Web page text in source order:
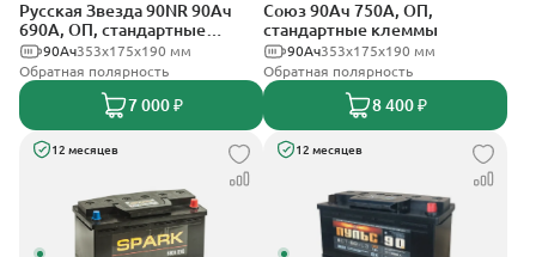
Русская Звезда 90NR 90Ач
690А, ОП, стандартные
клеммы353x175x190 мм
90Ач
Обратная полярность
7 000 ₽
Союз 90Ач 750А, ОП,
стандартные клеммы
353x175x190 мм
90Ач
Обратная полярность
8 400 ₽
12 месяцев 12 месяцев